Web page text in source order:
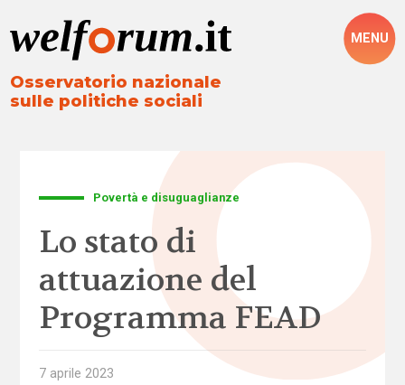
Osservatorio nazionale
sulle politiche sociali
MENU
Povertà e disuguaglianze
Lo stato di
attuazione del
Programma FEAD
7 aprile 2023